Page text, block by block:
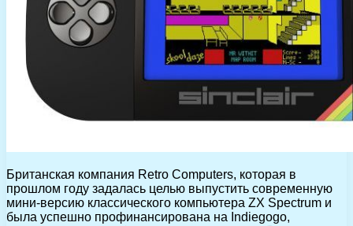
Британская компания Retro Computers, которая в
прошлом году задалась целью выпустить современную
мини-версию классического компьютера ZX Spectrum и
была успешно профинансирована на Indiegogo,